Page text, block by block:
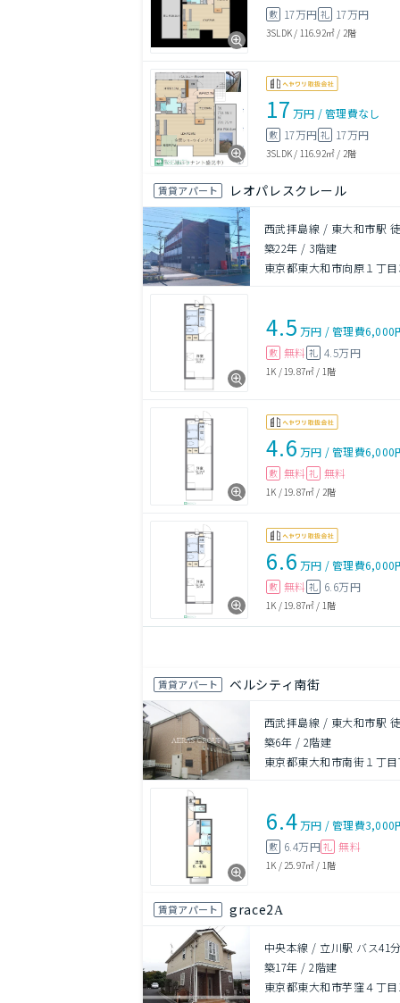
敷 17万円 礼 17万円
3SLDK / 116.92㎡ / 2階
17 万円 /管理費なし
敷 17万円 礼 17万円
3SLDK / 116.92㎡ / 2階
賃貸アパート レオパレスクレール
西武拝島線 / 東大和市駅
築22年 / 3階建
東京都東大和市向原１丁
4.5 万円 /管理費6,000
敷 無料 礼 4.5万円
1K / 19.87㎡ / 1階
4.6 万円 /管理費6,000
敷 無料 礼 無料
1K /19.87㎡ / 2階
6.6 万円 /管理費6,000
敷 無料 礼 6.6万円
1K /19.87㎡ / 1階
賃貸アパート ベルシティ南街
西武拝島線 / 東大和市駅
築6年 / 2階建
東京都東大和市南街１丁
6.4万円 /管理費3,000
敷 6.4万円 礼 無料
1K / 25.97㎡ / 1階
賃貸アパート grace2Α
中央本線 / 立川駅 バス41
築17年 /2階建
東京都東大和市芋窪４丁目